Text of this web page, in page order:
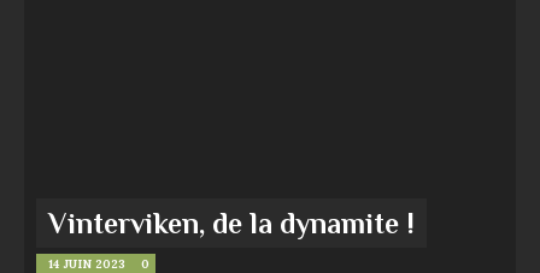
Vinterviken, de la dynamite !
14 JUIN 2023 0